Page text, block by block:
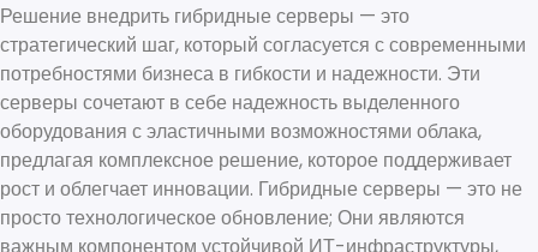
Решение внедрить гибридные серверы — это
стратегический шаг, который согласуется с современными
потребностями бизнеса в гибкости и надежности. Эти
серверы сочетают в себе надежность выделенного
оборудования с эластичными возможностями облака,
предлагая комплексное решение, которое поддерживает
рост и облегчает инновации. Гибридные серверы — это не
просто технологическое обновление; Они являются
важным компонентом устойчивой ИТ-инфраструктуры,